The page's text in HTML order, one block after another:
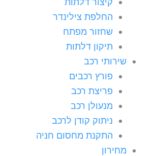
החלפת צילינדר
שחזור מפתח
תיקון דלתות
שירותי רכב
פורץ רכבים
פריצת רכב
מנעולן רכב
ניתוק קודן לרכב
התקנת מחסום חניה
מחירון